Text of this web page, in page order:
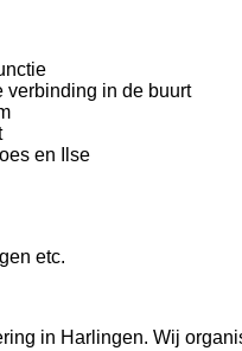
verbinding in de buurt
en Ilse
etc.
in Harlingen. Wij